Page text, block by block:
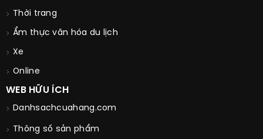
Thời trang
Ẩm thực văn hóa du lịch
Xe
Online
WEB HỮU ÍCH
Danhsachcuahang.com
Thông số sản phẩm